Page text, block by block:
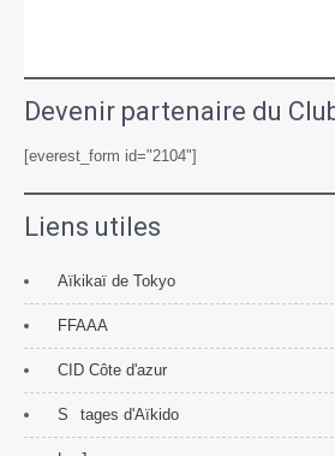
Devenir partenaire du
[everest_form id="2104"]
Liens utiles
Aïkikaï de Tokyo
FFAAA
CID Côte d'azur
S tages d'Aïkido